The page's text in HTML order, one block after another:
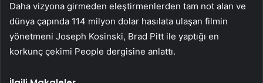
Daha vizyona girmeden eleştirmenlerden tam not alan ve
dünya çapında 114 milyon dolar hasılata ulaşan filmin
yönetmeni Joseph Kosinski, Brad Pitt ile yaptığı en
korkunç çekimi People dergisine anlattı.